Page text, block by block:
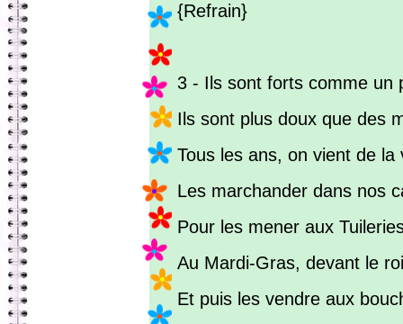
{Refrain}
3 - Ils sont forts comme un
Ils sont plus doux que des
Tous les ans, on vient de la
Les marchander dans nos
Pour les mener aux
Au Mardi-Gras, devant le
Et puis les vendre aux